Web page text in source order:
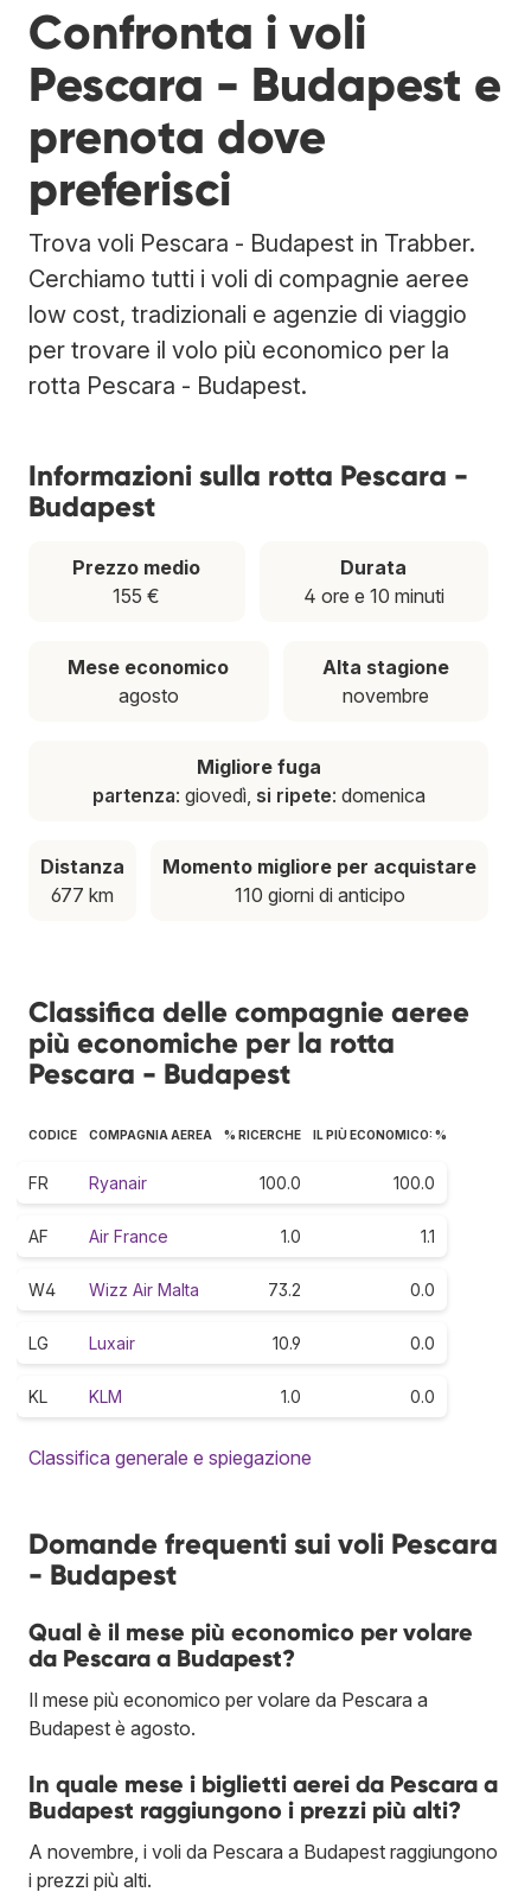
Confronta i voli
Pescara - Budapest e
prenota dove
preferisci
Trova voli Pescara - Budapest in Trabber.
Cerchiamo tutti i voli di compagnie aeree
low cost, tradizionali e agenzie di viaggio
per trovare il volo più economico per la
rotta Pescara - Budapest.
Informazioni sulla rotta Pescara -
Budapest
Prezzo medio
155 €
Durata
4 ore e 10 minuti
Mese economico
agosto
Alta stagione
novembre
Migliore fuga
partenza: giovedì, si ripete: domenica
Distanza
677 km
Momento migliore per acquistare
110 giorni di anticipo
Classifica delle compagnie aeree
più economiche per la rotta
Pescara - Budapest
CODICE COMPAGNIA AEREA % RICERCHE IL PIÙ ECONOMICO: %
FR Ryanair 100.0 100.0
AF Air France 1.0 1.1
W4 Wizz Air Malta 73.2 0.0
LG Luxair 10.9 0.0
KL KLM 1.0 0.0
Classifica generale e spiegazione
Domande frequenti sui voli Pescara
- Budapest
Qual è il mese più economico per volare
da Pescara a Budapest?
Il mese più economico per volare da Pescara a
Budapest è agosto.
In quale mese i biglietti aerei da Pescara a
Budapest raggiungono i prezzi più alti?
A novembre, i voli da Pescara a Budapest raggiungono
i prezzi più alti.